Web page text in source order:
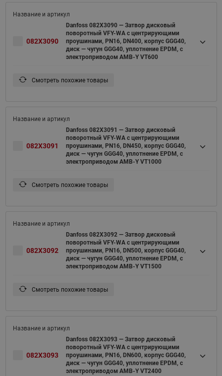
082X3090
Danfoss 082X3090 — Затвор дисковый
поворотный VFY-WA с центрирующими
проушинами, PN16, DN400, корпус GGG40,
диск — чугун GGG40, уплотнение EPDM, с
электроприводом AMB-Y VT600
Смотреть похожие товары
082X3091
Danfoss 082X3091 — Затвор дисковый
поворотный VFY-WA с центрирующими
проушинами, PN16, DN450, корпус GGG40,
диск — чугун GGG40, уплотнение EPDM, с
электроприводом AMB-Y VT1000
Смотреть похожие товары
082X3092
Danfoss 082X3092 — Затвор дисковый
поворотный VFY-WA с центрирующими
проушинами, PN16, DN500, корпус GGG40,
диск — чугун GGG40, уплотнение EPDM, с
электроприводом AMB-Y VT1500
Смотреть похожие товары
082X3093
Danfoss 082X3093 — Затвор дисковый
поворотный VFY-WA с центрирующими
проушинами, PN16, DN600, корпус GGG40,
диск — чугун GGG40, уплотнение EPDM, с
электроприводом AMB-Y VT2400